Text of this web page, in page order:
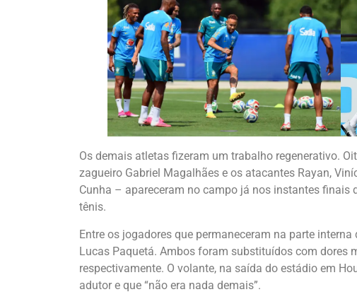
Os demais atletas fizeram um trabalho regenerativo.
zagueiro Gabriel Magalhães e os atacantes Rayan,
Cunha – apareceram no campo já nos instantes finais
tênis.
Entre os jogadores que permaneceram na parte
Lucas Paquetá. Ambos foram substituídos com dores
respectivamente. O volante, na saída do estádio em
adutor e que “não era nada demais”.